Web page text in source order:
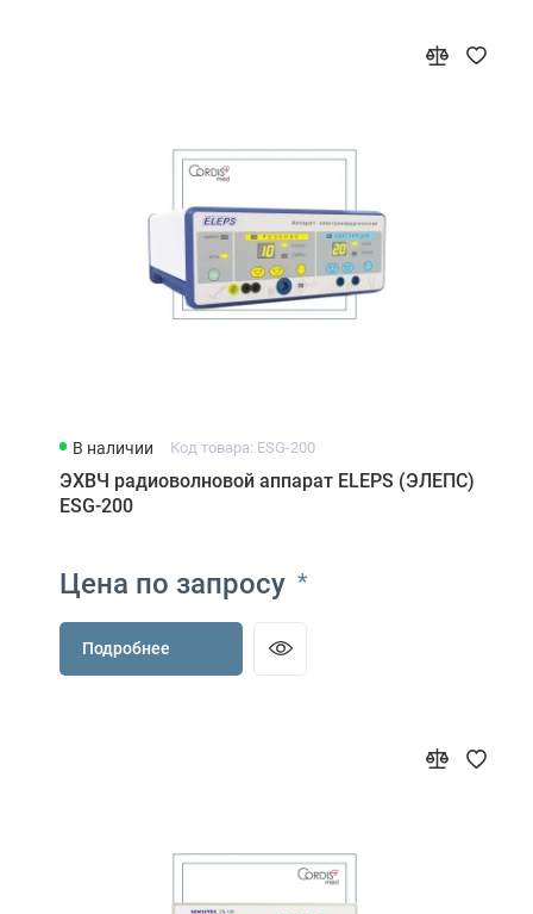
В наличии Код товара: ESG-200
ЭХВЧ радиоволновой аппарат ELEPS (ЭЛЕПС)
ESG-200
Цена по запросу *
Подробнее